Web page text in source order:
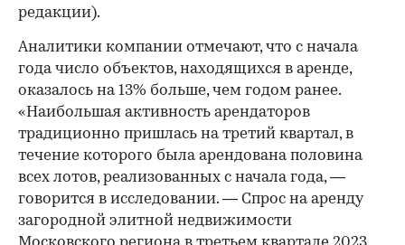
редакции).
Аналитики компании отмечают, что с начала
года число объектов, находящихся в аренде,
оказалось на 13% больше, чем годом ранее.
«Наибольшая активность арендаторов
традиционно пришлась на третий квартал, в
течение которого была арендована половина
всех лотов, реализованных с начала года, —
говорится в исследовании. — Спрос на аренду
загородной элитной недвижимости